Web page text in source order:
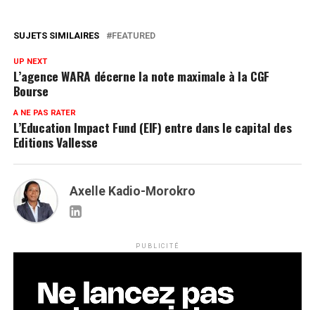
SUJETS SIMILAIRES FEATURED
UP NEXT
L’agence WARA décerne la note maximale à la CGF
Bourse
A NE PAS RATER
L’Education Impact Fund (EIF) entre dans le capital des
Editions Vallesse
Axelle Kadio-Morokro
PUBLICITÉ